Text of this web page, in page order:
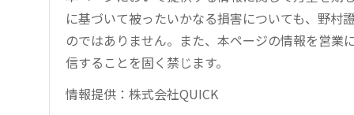
に基づいて被ったいかなる損害についても、野村
のではありません。また、本ページの情報を営
信することを固く禁じます。
情報提供：株式会社QUICK